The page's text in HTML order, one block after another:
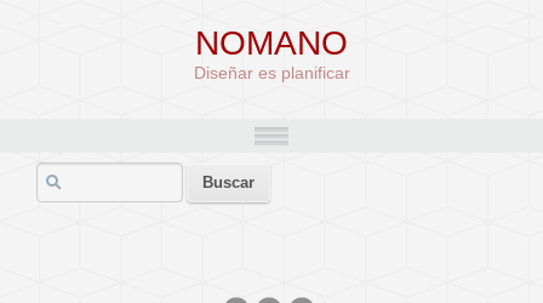
NOMANO
Diseñar es planificar